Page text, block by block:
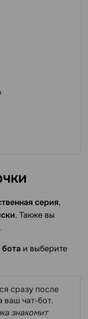
серия,
. Также вы
и выберите
сразу после
ваш чат-бот.
знакомит